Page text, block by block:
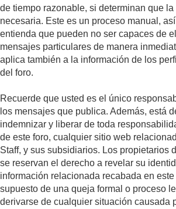
de tiempo razonable, si determinan que
necesaria. Este es un proceso manual,
entienda que pueden no ser capaces de
mensajes particulares de manera
aplica también a la información de los
del foro.
Recuerde que usted es el único
los mensajes que publica. Además, está
indemnizar y liberar de toda
de este foro, cualquier sitio web
Staff, y sus subsidiarios. Los propietarios
se reservan el derecho a revelar su
información relacionada recabada en este
supuesto de una queja formal o proceso
derivarse de cualquier situación causada